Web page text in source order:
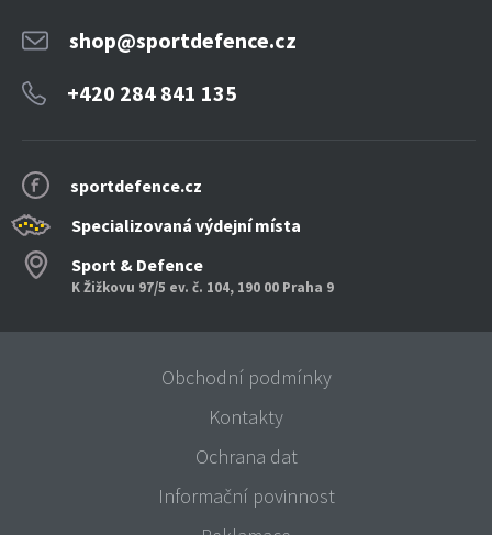
sportdefence.cz
Specializovaná výdejní místa
Sport & Defence
K Žižkovu 97/5 ev. č. 104, 190 00 Praha 9
shop@sportdefence.cz
+420 284 841 135
Obchodní podmínky
Kontakty
Ochrana dat
Informační povinnost